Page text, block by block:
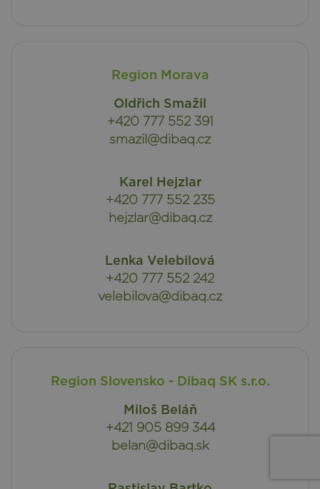
Region Morava
Oldřich Smažil
+420 777 552 391
smazil@dibaq.cz
Karel Hejzlar
+420 777 552 235
hejzlar@dibaq.cz
Lenka Velebilová
+420 777 552 242
velebilova@dibaq.cz
Region Slovensko - Dibaq SK s.r.o.
Miloš Beláň
+421 905 899 344
belan@dibaq.sk